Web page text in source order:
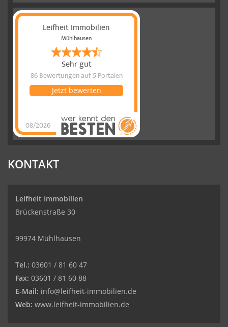
Leifheit Immobilien
Mühlhausen
Sehr gut
86 Bewertungenauf 5 Portalen
08/2026
Jetzt bewerten
Leifheit
Immobilienhat
KONTAKT
Leifheit Immobilien
Brückenstraße 30
99974 Mühlhausen
Tel.: 03601 / 81 60 47
Fax: 03601 / 81 60 88
E-Mail: info@leifheit-immobilien.de
Web: www.leifheit-immobilien.de